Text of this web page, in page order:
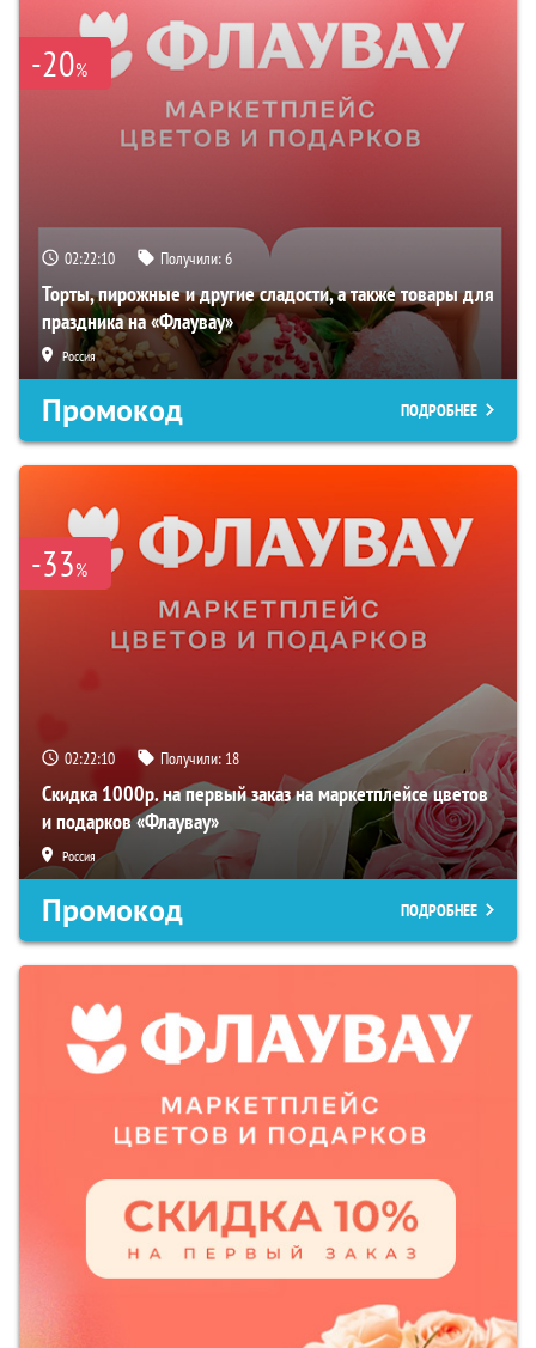
-20%
02:22:09 Получили:6
Торты, пирожные и другие сладости, а также товары для
праздника на «Флаувау»
Россия
Промокод ПОДРОБНЕЕ
-33%
02:22:09 Получили: 18
Скидка 1000р. на первый заказ на маркетплейсе цветов
и подарков «Флаувау»
Россия
Промокод ПОДРОБНЕЕ